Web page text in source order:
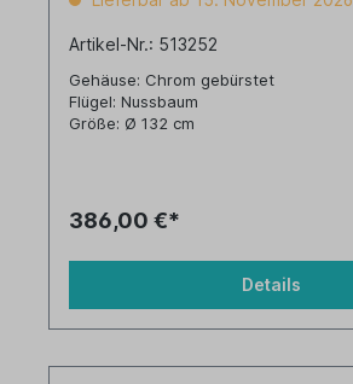
Artikel-Nr.: 513252
Gehäuse: Chrom gebürstet
Flügel: Nussbaum
Größe: Ø 132 cm
386,00 €*
Details